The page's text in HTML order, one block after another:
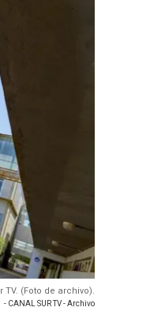
TV. (Foto de archivo).
- CANAL SUR TV - Archivo